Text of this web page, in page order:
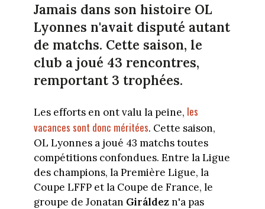
Jamais dans son histoire OL
Lyonnes n'avait disputé autant
de matchs. Cette saison, le
club a joué 43 rencontres,
remportant 3 trophées.
Les efforts en ont valu la peine, les
vacances sont donc méritées. Cette saison,
OL Lyonnes a joué 43 matchs toutes
compétitions confondues. Entre la Ligue
des champions, la Première Ligue, la
Coupe LFFP et la Coupe de France, le
groupe de Jonatan Giráldezn'a pas